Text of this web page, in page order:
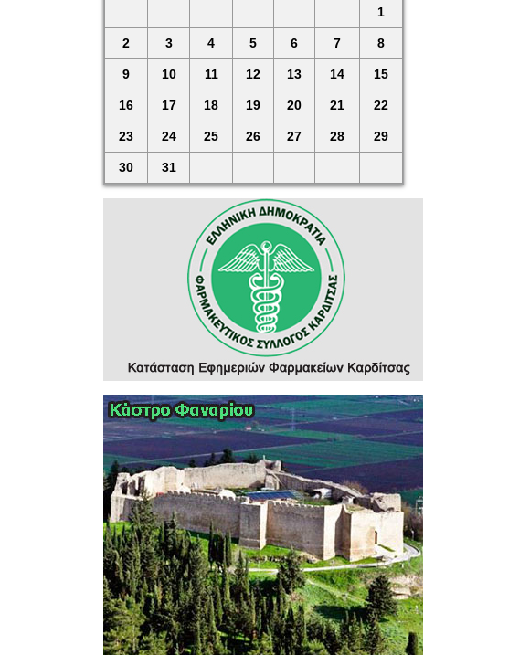
1
2 3 4 5 6 7 8
9 10 11 12 13 14 15
16 17 18 19 20 21 22
23 24 25 26 27 28 29
30 31